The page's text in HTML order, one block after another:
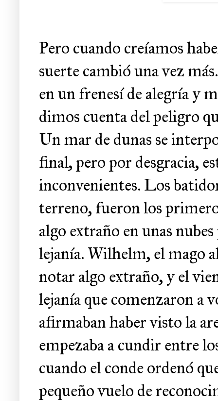
Pero cuando creíamos
suerte cambió una vez
en un frenesí de alegría y
dimos cuenta del peligro
Un mar de dunas se
final, pero por desgracia,
inconvenientes. Los
terreno, fueron los
algo extraño en unas
lejanía. Wilhelm, el mago
notar algo extraño, y el
lejanía que comenzaron a
afirmaban haber visto la
empezaba a cundir entre
cuando el conde ordenó
pequeño vuelo de